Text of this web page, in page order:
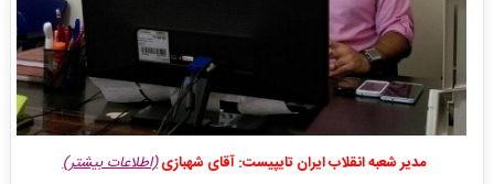
مدیر شعبه انقلاب ایران تایپیست: آقای شهبازی(اطلاعات بیشتر)